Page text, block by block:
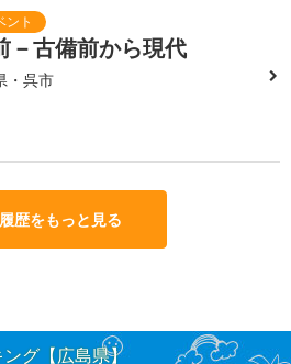
－古備前から現代
・呉市
歴をもっと見る
グ【広島県】